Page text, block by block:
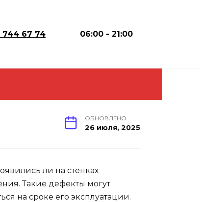
744 67 74 06:00 - 21:00
ОБНОВЛЕНО
26 июля, 2025
ли на стенках
Такие дефекты могут
на сроке его эксплуатации.